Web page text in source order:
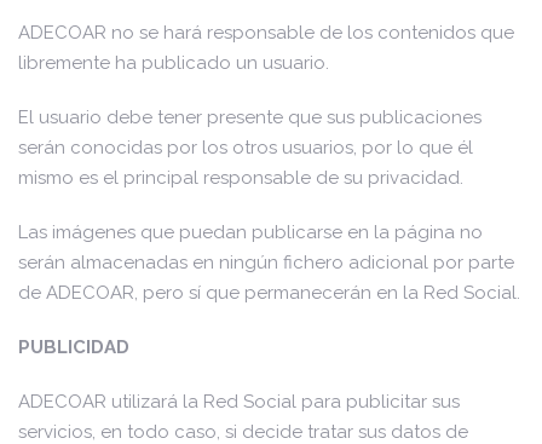
ADECOAR no se hará responsable de los contenidos que
libremente ha publicado un usuario.
El usuario debe tener presente que sus publicaciones
serán conocidas por los otros usuarios, por lo que él
mismo es el principal responsable de su privacidad.
Las imágenes que puedan publicarse en la página no
serán almacenadas en ningún fichero adicional por parte
de ADECOAR, pero sí que permanecerán en la Red Social.
PUBLICIDAD
ADECOAR utilizará la Red Social para publicitar sus
servicios, en todo caso, si decide tratar sus datos de